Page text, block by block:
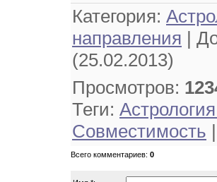
Категория:
направления |
(25.02.2013)
Просмотров:
Теги:
Совместимость
Всего комментариев: 0